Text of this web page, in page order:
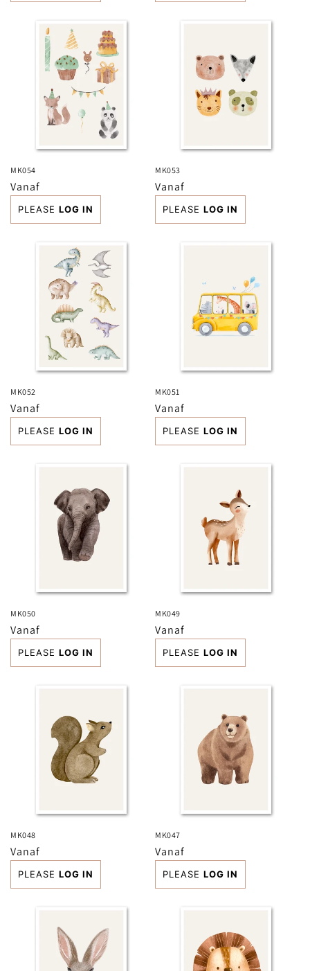
MK054
Normale
prijs
Vanaf
PLEASE LOG IN
MK053
Normale
prijs
Vanaf
PLEASE LOG IN
MK052
Normale
prijs
Vanaf
PLEASE LOG IN
MK051
Normale
prijs
Vanaf
PLEASE LOG IN
MK050
Normale
prijs
Vanaf
PLEASE LOG IN
MK049
Normale
prijs
Vanaf
PLEASE LOG IN
MK048
Normale
prijs
Vanaf
PLEASE LOG IN
MK047
Normale
prijs
Vanaf
PLEASE LOG IN